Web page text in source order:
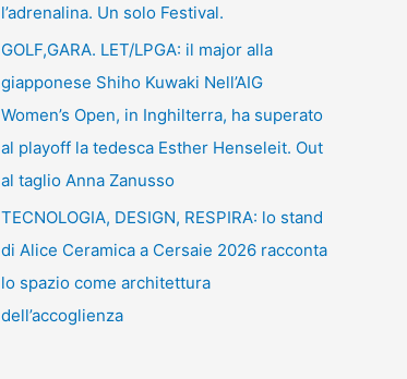
l’adrenalina. Un solo Festival.
GOLF,GARA. LET/LPGA: il major alla
giapponese Shiho Kuwaki Nell’AIG
Women’s Open, in Inghilterra, ha superato
al playoff la tedesca Esther Henseleit. Out
al taglio Anna Zanusso
TECNOLOGIA, DESIGN, RESPIRA: lo stand
di Alice Ceramica a Cersaie 2026 racconta
lo spazio come architettura
dell’accoglienza